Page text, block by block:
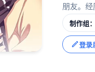
朋友。
制作组
登录